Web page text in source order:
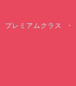
プレミアムクラス